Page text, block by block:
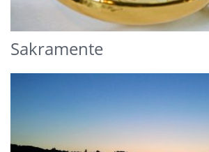
Sakramente